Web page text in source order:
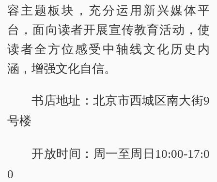
容主题板块，充分运用新兴媒体平
台，面向读者开展宣传教育活动，使
读者全方位感受中轴线文化历史内
涵，增强文化自信。
书店地址：北京市西城区南大街9
号楼
开放时间：周一至周日10:00-17:0
0